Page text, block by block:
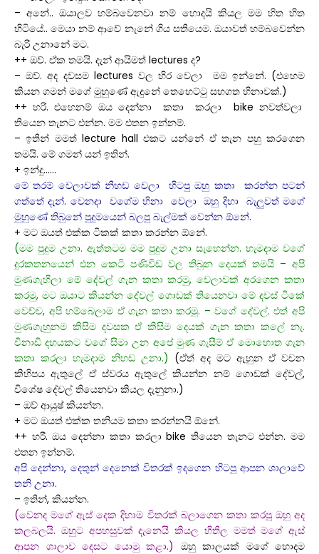
– අනේ.. ඔයාලව හම්බවෙනවා නම් හොදයි කියල මම හිත හිත
හිටියේ.. මෙයා නම් ආවේ නැනේ ගිය සතියෙම. ඔයාවත් හම්බවෙන්න
බැරි උනානේ මට.
++ ඔව්. ඒක තමයි. දැන් ආයිමත් lectures ද?
– ඔව්. අද දවසම lectures වල හිර වෙලා මම ඉන්නේ. (එහෙම
කියන ගමන් මගේ මුහුණේ ඇදුනේ තෙහෙට්ටු සහගත හිනාවක්.)
++ හරි. එහෙනම් ඔය දෙන්නා කතා කරලා bike නවත්වලා
තියෙන තැනට එන්න. මම එතන ඉන්නම්.
– ඉතින් මමත් lecture hall එකට යන්නේ ඒ තැන පහු කරගෙන
තමයි. මේ ගමන් යන් ඉතින්.
+ ඉන්දු……
මේ තරම් වෙලාවක් නිහඩ වෙලා හිටපු ඔහු කතා කරන්න පටන්
ගත්තේ දැන්. වෙනදා වගේම හිනා වෙලා ඔහු දිහා බැලුවත් මගේ
මුහුණේ තිබුනේ පුදුමයෙන් බලපු බැල්මක් වෙන්න ඕනේ.
+ මට ඔයත් එක්ක ටිකක් කතා කරන්න ඕනේ.
(මම පුදුම උනා. ඇත්තටම මම පුදුම උනා සැහෙන්න. හැමදාම වගේ
දුරකතනයෙන් එන කෙටි පණිවිඩ වල තිබුන දෙයක් තමයි – අපි
මුණගැහිලා මේ දේවල් ගැන කතා කරමු, වෙලාවක් අරගෙන කතා
කරමු, මට ඔයාට කියන්න දේවල් ගොඩක් තියෙනවා මේ දවස් ටිකේ
වෙච්ච, අපි හම්බෙලාම ඒ ගැන කතා කරමු. – වගේ දේවල්. එත් අපි
මුණගැහුනම කිසිම දවසක ඒ කිසිම දෙයක් ගැන කතා කලේ නැ.
විනාඩි දහයකට වගේ සිමා උන අපේ මුණ ගැසීම් ඒ මොහොත ගැන
කතා කරලා හැමදාම නිහඩ උනා.) (ඒත් අද මට ඇහුන ඒ වචන
කිහිපය ඇතුලේ ඒ ස්වරය ඇතුලේ කියන්න නම් ගොඩක් දේවල්,
විශේෂ දේවල් තියෙනවා කියල දැනුනා.)
– ඔව් ආයුෂ් කියන්න.
+ මට ඔයත් එක්ක තනියම කතා කරන්නයි ඕනේ.
++ හරී. ඔය දෙන්නා කතා කරලා bike තියෙන තැනට එන්න. මම
එතන ඉන්නම්.
අපි දෙන්නා, දෙතුන් දෙනෙක් විතරක් ඉදගෙන හිටපු ආපන ශාලාවේ
තනි උනා.
– ඉතින්, කියන්න.
(වෙනද මගේ ඇස් දෙක දිහාම විතරක් බලාගෙන කතා කරපු ඔහු අද
කලබලයි. ඔහුට අපහසුවක් දැනෙයි කියල හිතිල මමත් මගේ ඇස්
ආපන ශාලාව දෙසට යොමු කළා.) ඔහු කාලයක් මගේ හොදම